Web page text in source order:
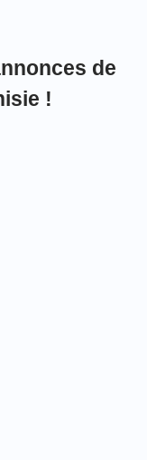
de
!